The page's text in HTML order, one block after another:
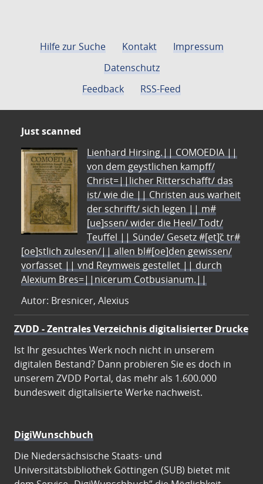
Hilfe zur Suche Kontakt
Impressum
Datenschutz
Feedback
RSS-Feed
Just scanned
Lienhard Hirsing.|| COMOEDIA ||
von dem geystlichen kampff/
Christ=||licher Ritterschafft/ das
ist/ wie die || Christen aus warheit
der schrifft/ sich legen || m#
[ue]ssen/ wider die Heel/ Todt/
Teuffel || Sünde/ Gesetz #[et]c̃ tr#
[oe]stlich zulesen/|| allen bl#[oe]den gewissen/
vorfasset || vnd Reymweis gestellet || durch
Alexium Bres=||nicerum Cotbusianum.||
Autor: Bresnicer, Alexius
ZVDD - Zentrales Verzeichnis digitalisierter Drucke
Ist Ihr gesuchtes Werk noch nicht in unserem
digitalen Bestand? Dann probieren Sie es doch in
unserem ZVDD Portal, das mehr als 1.600.000
bundesweit digitalisierte Werke nachweist.
DigiWunschbuch
Die Niedersächsische Staats- und
Universitätsbibliothek Göttingen (SUB) bietet mit